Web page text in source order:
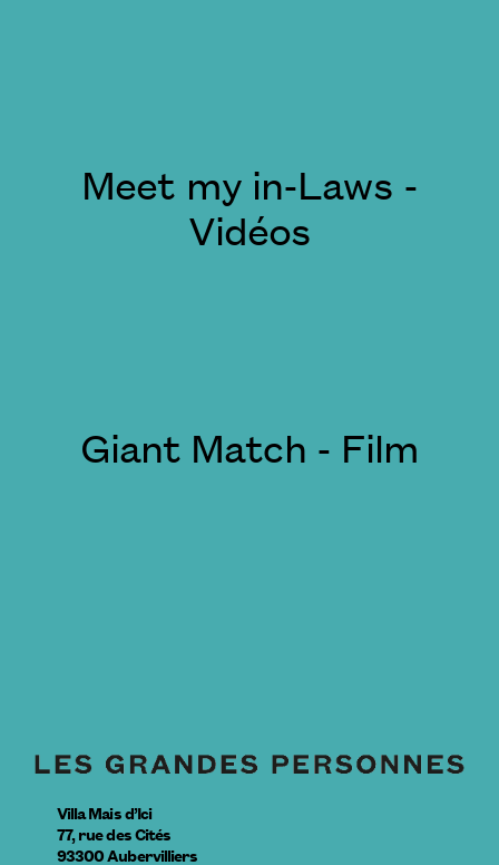
Meet my in-Laws -
Vidéos
Giant Match - Film
Villa Mais d’Ici
77, rue des Cités
93300Aubervilliers